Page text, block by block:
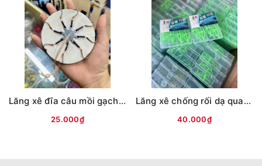
Lăng xê đĩa câu mồi gạch ( Xốp trắng ) Ko vỏ
25.000₫
Lăng xê chống rối dạ quang 2 lưỡi
40.000₫